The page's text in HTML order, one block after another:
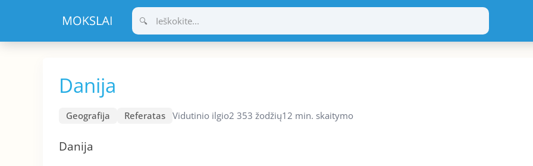
turinio
Danija
Geografija Referatas Vidutinio ilgio2 353 žodžių12 min. skaitymo
Danija